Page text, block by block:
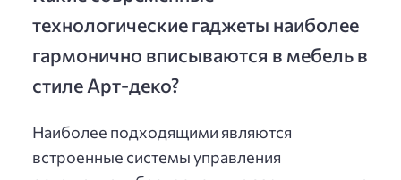
технологические гаджеты наиболее
гармонично вписываются в мебель в
стиле Арт-деко?
Наиболее подходящими являются
встроенные системы управления